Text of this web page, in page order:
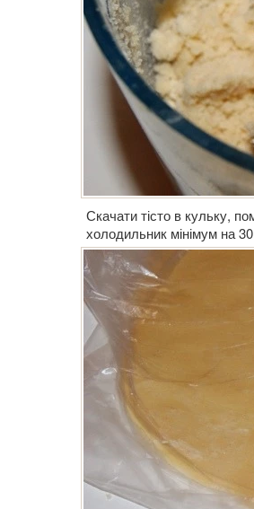
Скачати тісто в кульку,
холодильник мінімум на